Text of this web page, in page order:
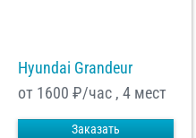
Hyundai Grandeur
от 1600 ₽/час , 4 мест
Заказать